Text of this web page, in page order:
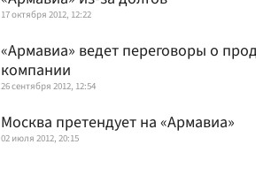
17 октября 2012, 12:22
«Армавиа» ведет переговоры о
компании
26 сентября 2012, 12:54
Москва претендует на «Армавиа»
02 июля 2012, 20:15